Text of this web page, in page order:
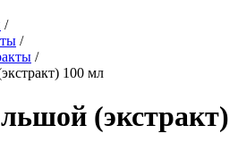
/
/
/
100 мл
(экстракт)